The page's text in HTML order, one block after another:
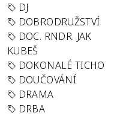
DJ
DOBRODRUŽSTVÍ
DOC. RNDR. JAK
KUBEŠ
DOKONALÉ TICHO
DOUČOVÁNÍ
DRAMA
DRBA